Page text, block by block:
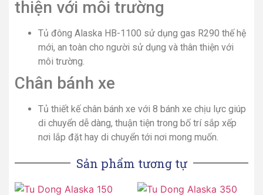
thiện với môi trường
Tủ đông Alaska HB-1100 sử dụng gas R290 thế hệ
mới, an toàn cho người sử dụng và thân thiện với
môi trường.
Chân bánh xe
Tủ thiết kế chân bánh xe với 8 bánh xe chịu lực giúp
di chuyển dễ dàng, thuận tiện trong bố trí sắp xếp
nơi lắp đặt hay di chuyển tới nơi mong muốn.
Sản phẩm tương tự